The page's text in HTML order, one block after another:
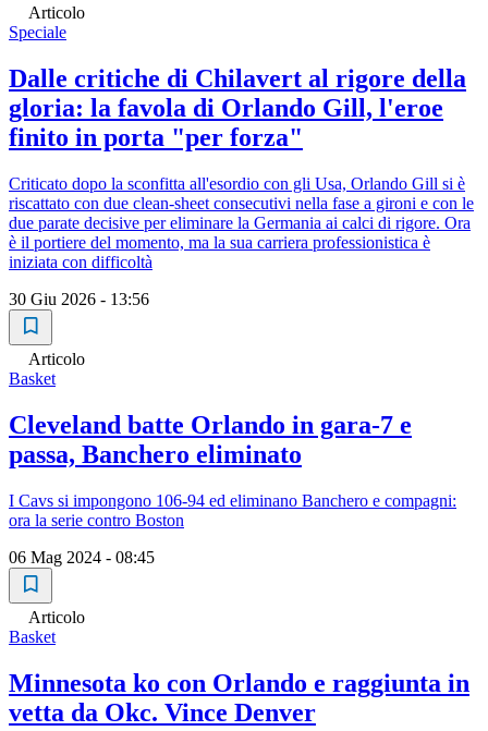
Articolo
Speciale
Dalle critiche di Chilavert al rigore della
gloria: la favola di Orlando Gill, l'eroe
finito in porta "per forza"
Criticato dopo la sconfitta all'esordio con gli Usa, Orlando Gill si è
riscattato con due clean-sheet consecutivi nella fase a gironi e con le
due parate decisive per eliminare la Germania ai calci di rigore. Ora
è il portiere del momento, ma la sua carriera professionistica è
iniziata con difficoltà
30 Giu 2026 - 13:56
Articolo
Basket
Cleveland batte Orlando in gara-7 e
passa, Banchero eliminato
I Cavs si impongono 106-94 ed eliminano Banchero e compagni:
ora la serie contro Boston
06 Mag 2024 - 08:45
Articolo
Basket
Minnesota ko con Orlando e raggiunta in
vetta da Okc. Vince Denver